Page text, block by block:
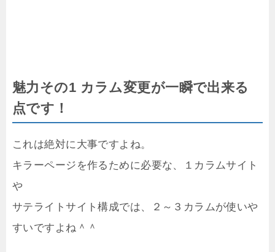
魅力その1 カラム変更が一瞬で出来る
点です！
これは絶対に大事ですよね。
キラーページを作るために必要な、１カラムサイト
や
サテライトサイト構成では、２～３カラムが使いや
すいですよね＾＾